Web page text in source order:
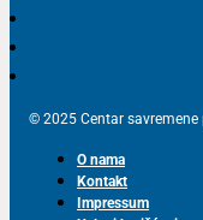
© 2025 Centar
O nama
Kontakt
Impressum